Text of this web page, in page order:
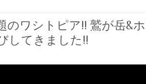
のワシトピア!! 鷲が岳&
してきました!!